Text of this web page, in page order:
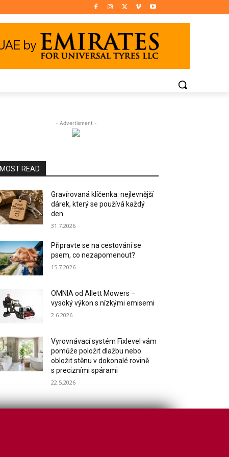
- Advertisment -
MOST READ
Gravírovaná klíčenka: nejlevnější
dárek, který se používá každý
den
31.7.2026
Připravte se na cestování se
psem, co nezapomenout?
15.7.2026
OMNIA od Allett Mowers –
vysoký výkon s nízkými emisemi
2.6.2026
Vyrovnávací systém Fixlevel vám
pomůže položit dlažbu nebo
obložit stěnu v dokonalé rovině
s precizními spárami
22.5.2026